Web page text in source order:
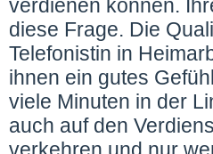
verdienen können.
diese Frage. Die
Telefonistin in
ihnen ein gutes
viele Minuten in der
auch auf den